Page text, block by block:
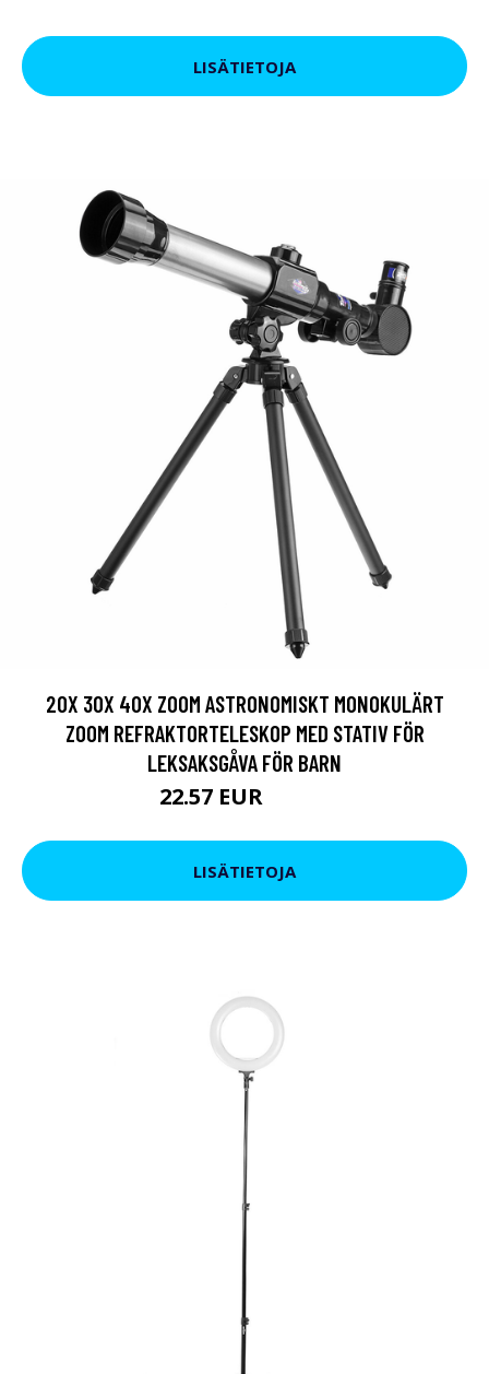
LISÄTIETOJA
20X 30X 40X ZOOM ASTRONOMISKT MONOKULÄRT
ZOOM REFRAKTORTELESKOP MED STATIV FÖR
LEKSAKSGÅVA FÖR BARN
22.57 EUR
LISÄTIETOJA